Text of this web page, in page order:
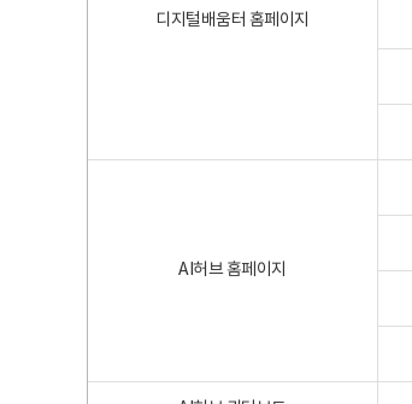
디지털배움터 홈페이지
AI허브 홈페이지